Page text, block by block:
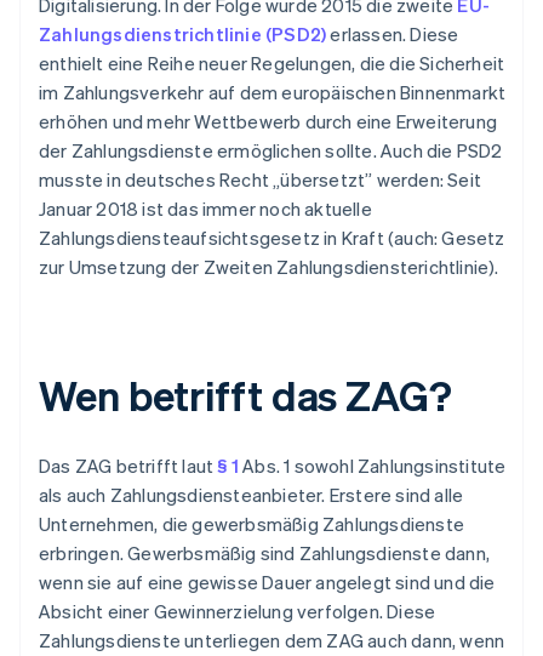
Digitalisierung. In der Folge wurde 2015 die zweite EU-
Zahlungsdienstrichtlinie (PSD2)erlassen. Diese
enthielt eine Reihe neuer Regelungen, die die Sicherheit
im Zahlungsverkehr auf dem europäischen Binnenmarkt
erhöhen und mehr Wettbewerb durch eine Erweiterung
der Zahlungsdienste ermöglichen sollte. Auch die PSD2
musste in deutsches Recht „übersetzt” werden: Seit
Januar 2018 ist das immer noch aktuelle
Zahlungsdiensteaufsichtsgesetz in Kraft (auch: Gesetz
zur Umsetzung der Zweiten Zahlungsdiensterichtlinie).
Wen betrifft das ZAG?
Das ZAG betrifft laut§ 1 Abs. 1 sowohl Zahlungsinstitute
als auch Zahlungsdiensteanbieter. Erstere sind alle
Unternehmen, die gewerbsmäßig Zahlungsdienste
erbringen. Gewerbsmäßig sind Zahlungsdienste dann,
wenn sie auf eine gewisse Dauer angelegt sind und die
Absicht einer Gewinnerzielung verfolgen. Diese
Zahlungsdienste unterliegen dem ZAG auch dann, wenn